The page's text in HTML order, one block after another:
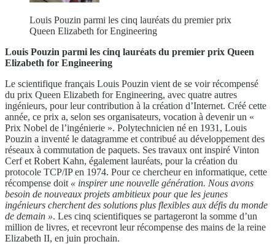
Louis Pouzin parmi les cinq lauréats du premier prix
Queen Elizabeth for Engineering
Louis Pouzin parmi les cinq lauréats du premier prix Queen
Elizabeth for Engineering
Le scientifique français Louis Pouzin vient de se voir récompensé
du prix Queen Elizabeth for Engineering, avec quatre autres
ingénieurs, pour leur contribution à la création d’Internet. Créé cette
année, ce prix a, selon ses organisateurs, vocation à devenir un «
Prix Nobel de l’ingénierie ». Polytechnicien né en 1931, Louis
Pouzin a inventé le datagramme et contribué au développement des
réseaux à commutation de paquets. Ses travaux ont inspiré Vinton
Cerf et Robert Kahn, également lauréats, pour la création du
protocole TCP/IP en 1974. Pour ce chercheur en informatique, cette
récompense doit « inspirer une nouvelle génération. Nous avons
besoin de nouveaux projets ambitieux pour que les jeunes
ingénieurs cherchent des solutions plus flexibles aux défis du monde
de demain ». Les cinq scientifiques se partageront la somme d’un
million de livres, et recevront leur récompense des mains de la reine
Elizabeth II, en juin prochain.